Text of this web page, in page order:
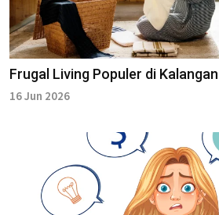
Frugal Living Populer di
16 Jun 2026